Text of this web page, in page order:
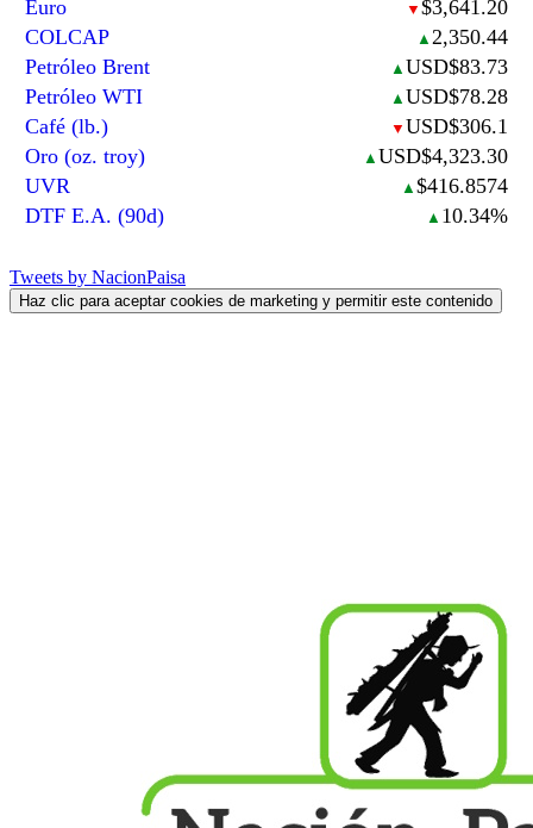
Euro
▼ $3,641.20
COLCAP
▲ 2,350.44
Petróleo Brent
▲ USD$83.73
Petróleo WTI
▲ USD$78.28
Café (lb.)
▼ USD$306.1
Oro (oz. troy)
▲ USD$4,323.30
UVR
▲ $416.8574
DTF E.A. (90d)
▲ 10.34%
Tweets by NacionPaisa
Haz clic para aceptar cookies de marketing y permitir este contenido